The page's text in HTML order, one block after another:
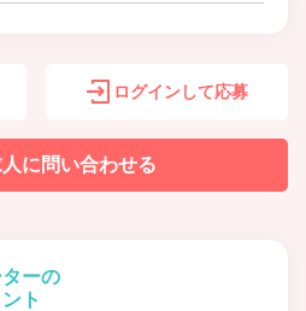
ログインして応募
に問い合わせる
ーの
ト